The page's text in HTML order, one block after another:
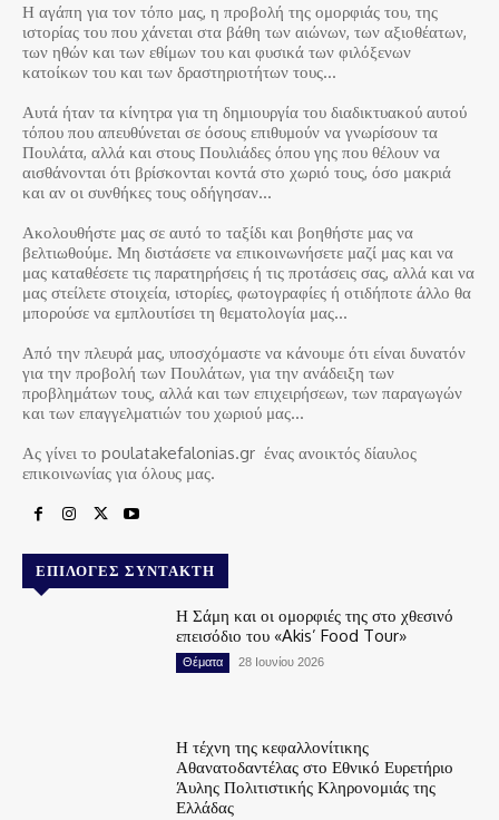
Η αγάπη για τον τόπο μας, η προβολή της ομορφιάς του, της
ιστορίας του που χάνεται στα βάθη των αιώνων, των αξιοθέατων,
των ηθών και των εθίμων του και φυσικά των φιλόξενων
κατοίκων του και των δραστηριοτήτων τους…
Αυτά ήταν τα κίνητρα για τη δημιουργία του διαδικτυακού αυτού
τόπου που απευθύνεται σε όσους επιθυμούν να γνωρίσουν τα
Πουλάτα, αλλά και στους Πουλιάδες όπου γης που θέλουν να
αισθάνονται ότι βρίσκονται κοντά στο χωριό τους, όσο μακριά
και αν οι συνθήκες τους οδήγησαν…
Ακολουθήστε μας σε αυτό το ταξίδι και βοηθήστε μας να
βελτιωθούμε. Μη διστάσετε να επικοινωνήσετε μαζί μας και να
μας καταθέσετε τις παρατηρήσεις ή τις προτάσεις σας, αλλά και να
μας στείλετε στοιχεία, ιστορίες, φωτογραφίες ή οτιδήποτε άλλο θα
μπορούσε να εμπλουτίσει τη θεματολογία μας…
Από την πλευρά μας, υποσχόμαστε να κάνουμε ότι είναι δυνατόν
για την προβολή των Πουλάτων, για την ανάδειξη των
προβλημάτων τους, αλλά και των επιχειρήσεων, των παραγωγών
και των επαγγελματιών του χωριού μας…
Ας γίνει το poulatakefalonias.gr ένας ανοικτός δίαυλος
επικοινωνίας για όλους μας.
ΕΠΙΛΟΓΈΣ ΣΥΝΤΆΚΤΗ
Η Σάμη και οι ομορφιές της στο χθεσινό
επεισόδιο του «Akis’ Food Tour»
Θέματα 28 Ιουνίου 2026
Η τέχνη της κεφαλλονίτικης
Αθανατοδαντέλας στο Εθνικό Ευρετήριο
Άυλης Πολιτιστικής Κληρονομιάς της
Ελλάδας